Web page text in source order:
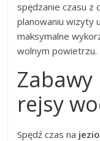
spędzanie czasu z
planowaniu wizyty
maksymalne
wolnym powietrzu.
rejsy
Spędź czas na